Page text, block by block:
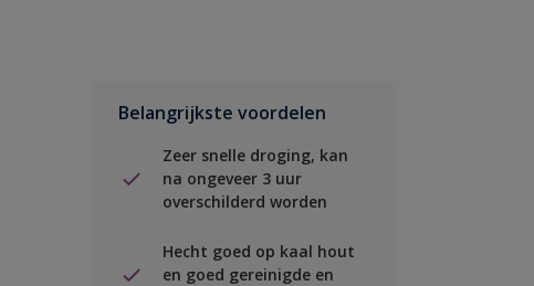
Belangrijkste voordelen
Zeer snelle droging, kan
na ongeveer 3 uur
overschilderd worden
Hecht goed op kaal hout
en goed gereinigde en